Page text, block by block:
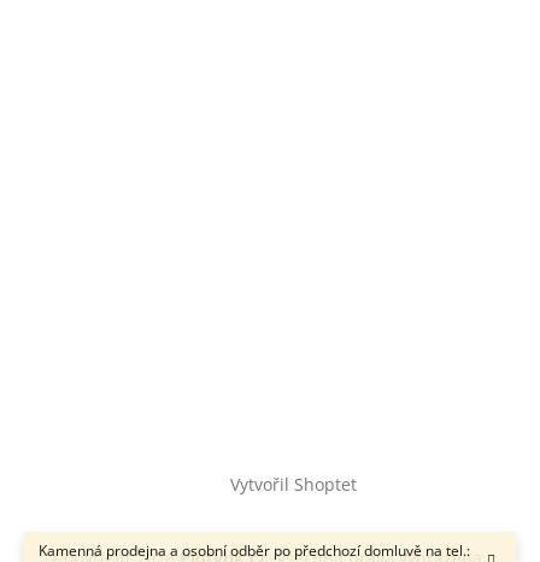
Kamenná prodejna a osobní odběr po předchozí domluvě na tel.:
Vytvořil Shoptet